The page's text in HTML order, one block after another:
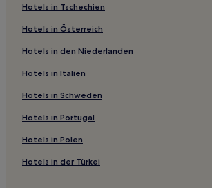
Montcaret Hotels
Soussac Hotels
Hotels nahe Bahnhof Coutras
Saint-Exupéry Hotels
Hotels nahe Golf Blue Green Bordeaux – Lac
Gauriaguet Hotels
Tayac Hotels
Libournais: Hotels
Hotels in Tschechien
Hotels in Österreich
Hotels in den Niederlanden
Hotels in Italien
Hotels in Schweden
Hotels in Portugal
Hotels in Polen
Hotels in der Türkei